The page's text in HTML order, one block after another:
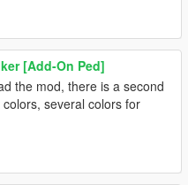
[Add-On Ped]
the mod, there is a second
several colors for